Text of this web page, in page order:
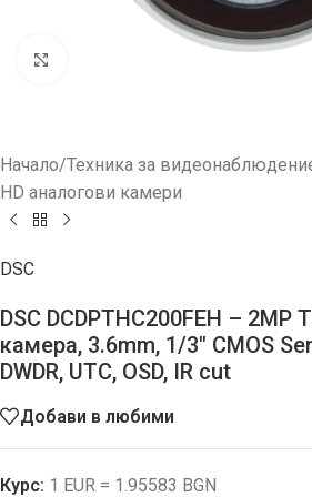
Начало/Техника за
HD aналогови камери
DSC
DSC DCDPTHC200FEH – 2MP
камера, 3.6mm, 1/3″ CMOS
DWDR, UTC, OSD, IR cut
Добави в любими
Курс: 1 EUR = 1.95583 BGN